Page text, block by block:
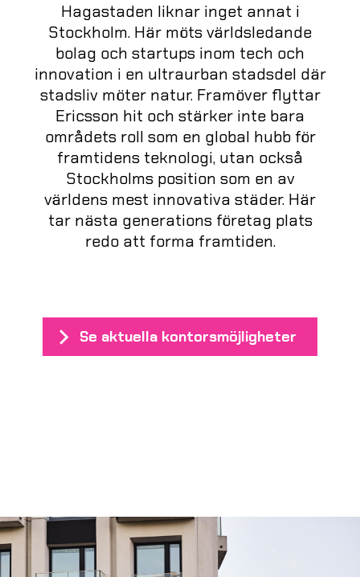
Hagastaden liknar inget annat i
Stockholm. Här möts världsledande
bolag och startups inom tech och
innovation i en ultraurban stadsdel där
stadsliv möter natur. Framöver flyttar
Ericsson hit och stärker inte bara
områdets roll som en global hubb för
framtidens teknologi, utan också
Stockholms position som en av
världens mest innovativa städer. Här
tar nästa generations företag plats
redo att forma framtiden.
Se aktuella kontorsmöjligheter